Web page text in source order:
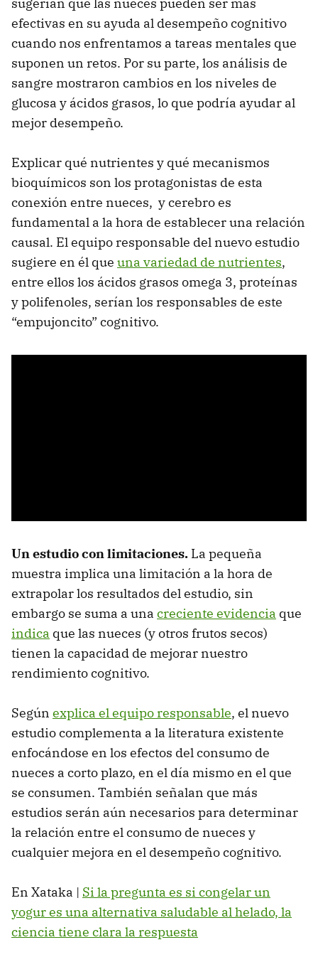
efectivas en su ayuda al desempeño cognitivo
cuando nos enfrentamos a tareas mentales que
suponen un retos. Por su parte, los análisis de
sangre mostraron cambios en los niveles de
glucosa y ácidos grasos, lo que podría ayudar al
mejor desempeño.
Explicar qué nutrientes y qué mecanismos
bioquímicos son los protagonistas de esta
conexión entre nueces, y cerebro es
fundamental a la hora de establecer una relación
causal. El equipo responsable del nuevo estudio
sugiere en él que una variedad de nutrientes,
entre ellos los ácidos grasos omega 3, proteínas
y polifenoles, serían los responsables de este
“empujoncito” cognitivo.
Un estudio con limitaciones. La pequeña
muestra implica una limitación a la hora de
extrapolar los resultados del estudio, sin
embargo se suma a una creciente evidencia que
indica que las nueces (y otros frutos secos)
tienen la capacidad de mejorar nuestro
rendimiento cognitivo.
Según explica el equipo responsable, el nuevo
estudio complementa a la literatura existente
enfocándose en los efectos del consumo de
nueces a corto plazo, en el día mismo en el que
se consumen. También señalan que más
estudios serán aún necesarios para determinar
la relación entre el consumo de nueces y
cualquier mejora en el desempeño cognitivo.
En Xataka | Si la pregunta es si congelar un
yogur es una alternativa saludable al helado, la
ciencia tiene clara la respuesta